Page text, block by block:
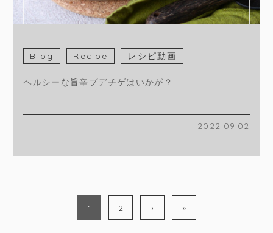
Blog Recipe レシピ動画
ヘルシーな旨辛プデチゲはいかが？
2022.09.02
1 2 › »